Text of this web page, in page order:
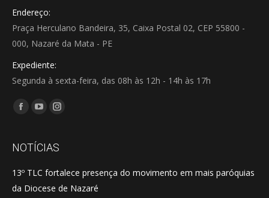
Endereço:
Praça Herculano Bandeira, 35, Caixa Postal 02, CEP 55800 -
000, Nazaré da Mata - PE
Expediente:
Segunda à sexta-feira, das 08h às 12h - 14h às 17h
Encontre-nos em:
Facebook
opens
new
window
YouTube
opens
new
window
Instagram
opens
new
window
NOTÍCIAS
13º TLC fortalece presença do movimento em mais paróquias
da Diocese de Nazaré